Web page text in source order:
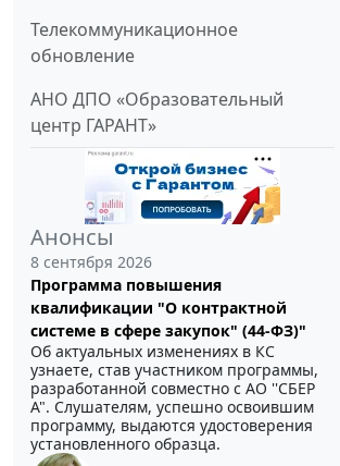
Телекоммуникационное
обновление
АНО ДПО «Образовательный
центр ГАРАНТ»
Анонсы
8 сентября 2026
Программа повышения
квалификации "О контрактной
системе в сфере закупок" (44-ФЗ)"
Об актуальных изменениях в КС
узнаете, став участником программы,
разработанной совместно с АО ''СБЕР
А". Слушателям, успешно освоившим
программу, выдаются удостоверения
установленного образца.